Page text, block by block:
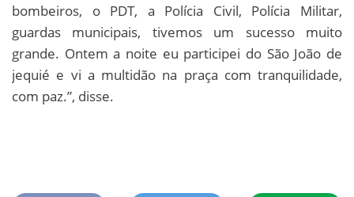
bombeiros, o PDT, a Polícia Civil, Polícia Militar,
guardas municipais, tivemos um sucesso muito
grande. Ontem a noite eu participei do São João de
jequié e vi a multidão na praça com tranquilidade,
com paz.”, disse.